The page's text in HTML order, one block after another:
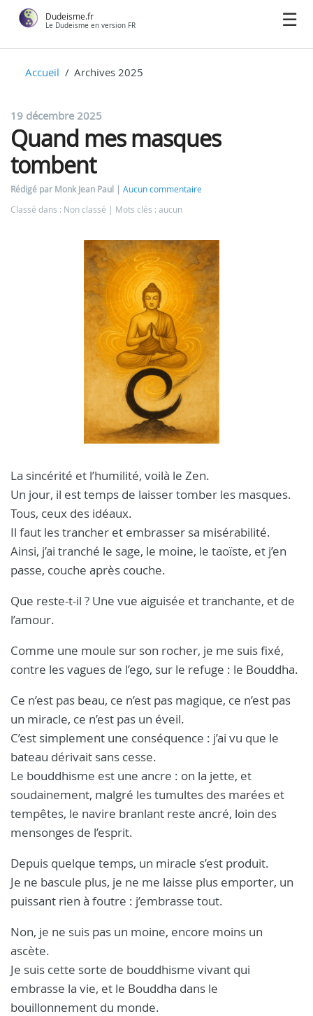
Dudeisme.fr
Le Dudeisme en version FR
Accueil Archives 2025
19 décembre 2025
Quand mes masques
tombent
Rédigé par Monk Jean Paul
Aucun commentaire
Classé dans : Non classé
Mots clés : aucun
La sincérité et l’humilité, voilà le Zen.
Un jour, il est temps de laisser tomber les masques.
Tous, ceux des idéaux.
Il faut les trancher et embrasser sa misérabilité.
Ainsi, j’ai tranché le sage, le moine, le taoïste, et j’en
passe, couche après couche.
Que reste-t-il ? Une vue aiguisée et tranchante, et de
l’amour.
Comme une moule sur son rocher, je me suis fixé,
contre les vagues de l’ego, sur le refuge : le Bouddha.
Ce n’est pas beau, ce n’est pas magique, ce n’est pas
un miracle, ce n’est pas un éveil.
C’est simplement une conséquence : j’ai vu que le
bateau dérivait sans cesse.
Le bouddhisme est une ancre : on la jette, et
soudainement, malgré les tumultes des marées et
tempêtes, le navire branlant reste ancré, loin des
mensonges de l’esprit.
Depuis quelque temps, un miracle s’est produit.
Je ne bascule plus, je ne me laisse plus emporter, un
puissant rien à foutre : j’embrasse tout.
Non, je ne suis pas un moine, encore moins un
ascète.
Je suis cette sorte de bouddhisme vivant qui
embrasse la vie, et le Bouddha dans le
bouillonnement du monde.